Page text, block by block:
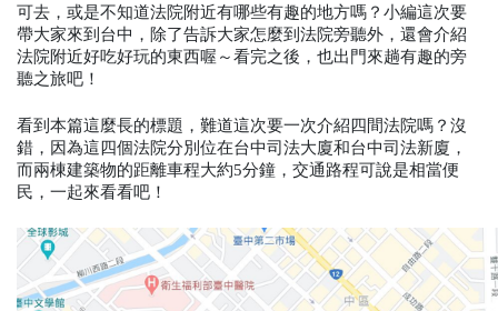
可去，或是不知道法院附近有哪些有趣的地方嗎？小編這次要
帶大家來到台中，除了告訴大家怎麼到法院旁聽外，還會介紹
法院附近好吃好玩的東西喔～看完之後，也出門來趟有趣的旁
聽之旅吧！
看到本篇這麼長的標題，難道這次要一次介紹四間法院嗎？沒
錯，因為這四個法院分別位在台中司法大廈和台中司法新廈，
而兩棟建築物的距離車程大約5分鐘，交通路程可說是相當便
民，一起來看看吧！